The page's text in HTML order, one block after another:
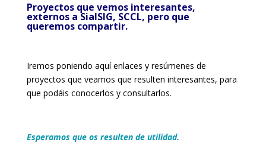
Proyectos que vemos interesantes,
externos a SialSIG, SCCL, pero que
queremos compartir.
Iremos poniendo aquí enlaces y resúmenes de
proyectos que veamos que resulten interesantes, para
que podáis conocerlos y consultarlos.
Esperamos que os resulten de utilidad.